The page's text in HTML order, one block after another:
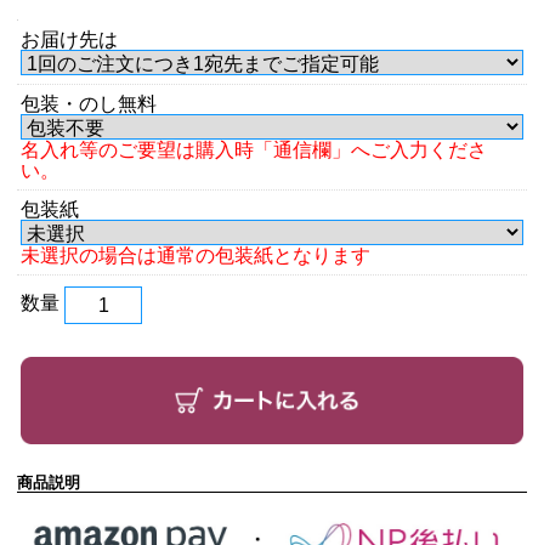
お届け先は
包装・のし無料
名入れ等のご要望は購入時「通信欄」へご入力くださ
い。
包装紙
未選択の場合は通常の包装紙となります
数量
商品説明